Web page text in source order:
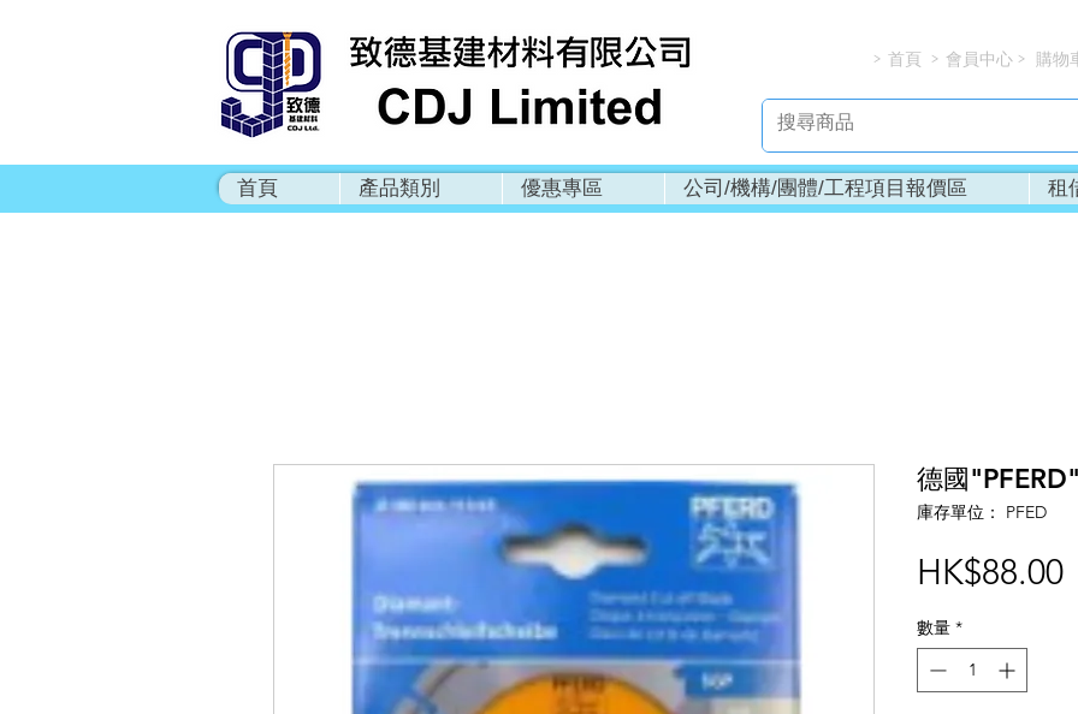
> > >
首頁 會員中心 購物
首頁 產品類別 優惠專區 公司/機構/團體/工程項目報價區 租
德國
庫存單位： PFED
HK$88.00價
數量 *